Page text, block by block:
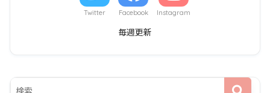
Twitter Facebook Instagram
毎週更新